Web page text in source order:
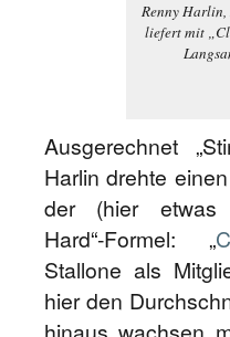
Renny Harlin,
liefert mit
Ausgerechnet
Harlin drehte
der (hier etwas
Hard“-Formel: „
Stallone als
hier den